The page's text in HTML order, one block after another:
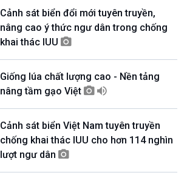
Cảnh sát biển đổi mới tuyên truyền,
nâng cao ý thức ngư dân trong chống
khai thác IUU
Giống lúa chất lượng cao - Nền tảng
nâng tầm gạo Việt
Cảnh sát biển Việt Nam tuyên truyền
chống khai thác IUU cho hơn 114 nghìn
lượt ngư dân